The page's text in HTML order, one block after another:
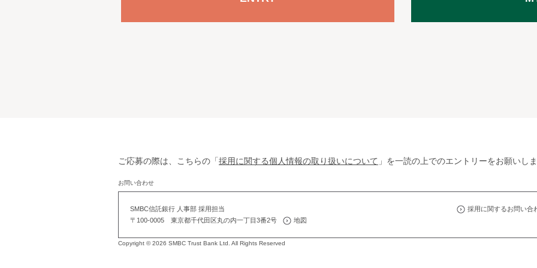
ご応募の際は、こちらの「 採用に関する個人情報の取り扱いについて 」を一読の上でのエントリーをお願いしま
お問い合わせ
SMBC信託銀行 人事部 採用担当
〒100-0005 東京都千代田区丸の内一丁目3番2号
地図
採用に関するお問い合
Copyright © 2026 SMBC Trust Bank Ltd. All Rights Reserved